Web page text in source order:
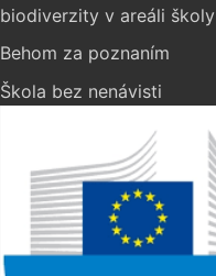
biodiverzity v areáli školy
Behom za poznaním
Škola bez nenávisti